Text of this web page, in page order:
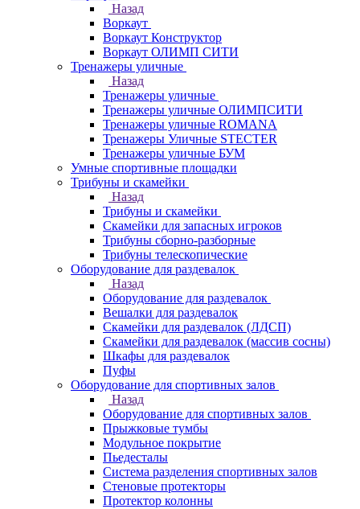
Назад
Воркаут
Воркаут Конструктор
Воркаут ОЛИМП СИТИ
Тренажеры уличные
Назад
Тренажеры уличные
Тренажеры уличные ОЛИМПСИТИ
Тренажеры уличные ROMANA
Тренажеры Уличные STECTER
Тренажеры уличные БУМ
Умные спортивные площадки
Трибуны и скамейки
Назад
Трибуны и скамейки
Скамейки для запасных игроков
Трибуны сборно-разборные
Трибуны телескопические
Оборудование для раздевалок
Назад
Оборудование для раздевалок
Вешалки для раздевалок
Скамейки для раздевалок (ЛДСП)
Скамейки для раздевалок (массив сосны)
Шкафы для раздевалок
Пуфы
Оборудование для спортивных залов
Назад
Оборудование для спортивных залов
Прыжковые тумбы
Модульное покрытие
Пьедесталы
Система разделения спортивных залов
Стеновые протекторы
Протектор колонны